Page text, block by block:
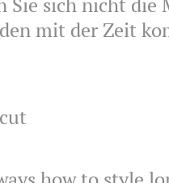
mit der Zeit